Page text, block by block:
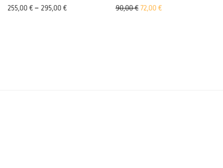
255,00 € – 295,00 € 90,00€ ราคาเดิมคือ: 90.00 ยูโร
72,00 €Aktueller Preis ist: